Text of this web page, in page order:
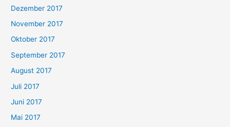
Dezember 2017
November 2017
Oktober 2017
September 2017
August 2017
Juli 2017
Juni 2017
Mai 2017